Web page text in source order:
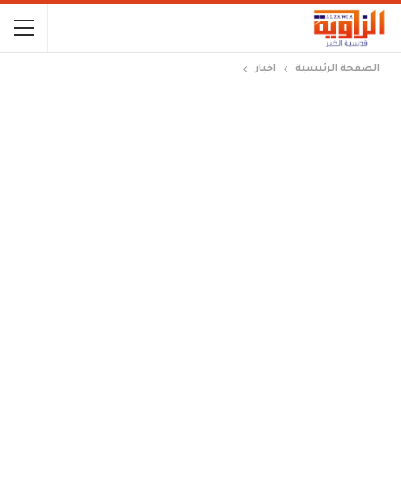
الصفحة الرئيسية اخبار